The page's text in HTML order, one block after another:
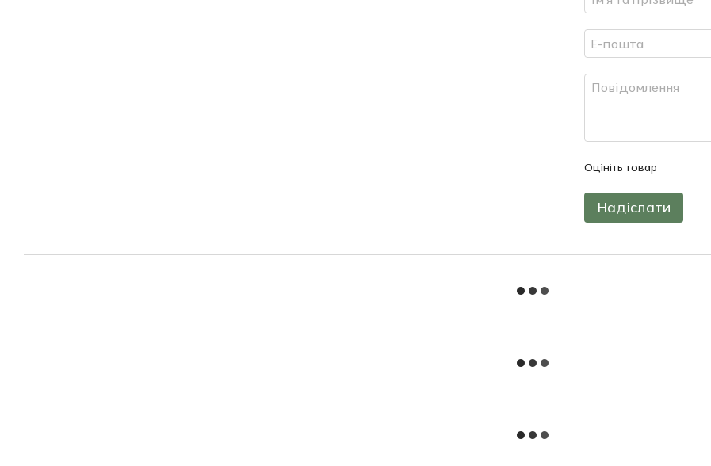
Оцініть товар
Надіслати